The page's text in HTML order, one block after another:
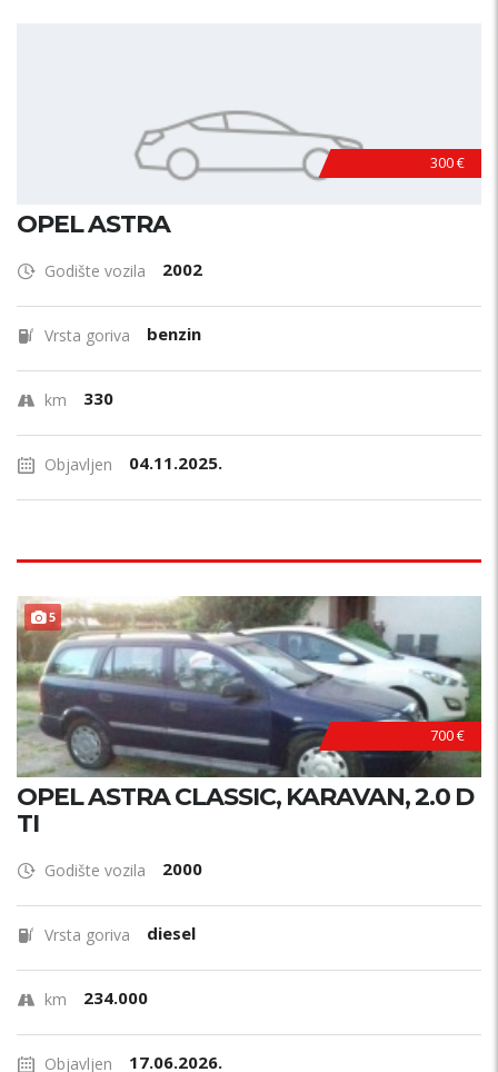
300 €
OPEL ASTRA
Godište vozila 2002
Vrsta goriva benzin
km 330
Objavljen 04.11.2025.
5
700 €
OPEL ASTRA CLASSIC, KARAVAN, 2.0 D
TI
Godište vozila 2000
Vrsta goriva diesel
km 234.000
Objavljen 17.06.2026.